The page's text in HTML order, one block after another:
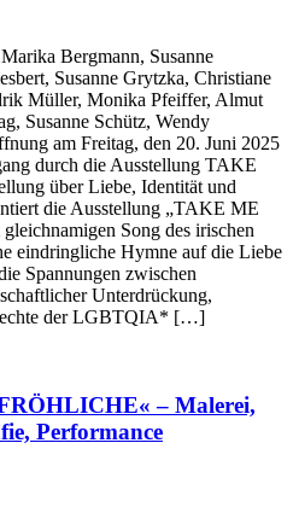
Bergmann, Susanne
Susanne Grytzka, Christiane
Müller, Monika Pfeiffer, Almut
Susanne Schütz, Wendy
am Freitag, den 20. Juni 2025
durch die Ausstellung TAKE
über Liebe, Identität und
die Ausstellung „TAKE ME
Song des irischen
eindringliche Hymne auf die Liebe
Spannungen zwischen
Unterdrückung,
der LGBTQIA* […]
– Malerei,
Performance